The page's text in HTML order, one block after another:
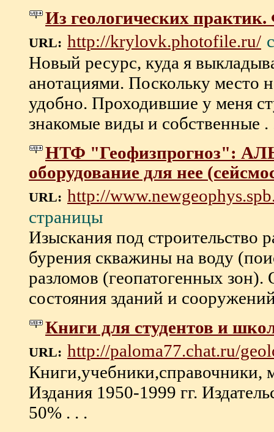
Из геологических
URL: http://krylovk.photofile.ru/
Новый ресурс, куда я
анотациями. Поскольку место
удобно. Проходившие у меня
знакомые виды и собственные .
НТФ "Геофизпрогноз":
оборудование для нее
URL: http://
страницы
Изыскания под строительство
бурения скважины на воду
разломов (геопатогенных
состояния зданий и
Книги для студентов и
URL: http://paloma77.chat.ru/
Книги,учебники,справочники,
Издания 1950-1999 гг.
50% . . .